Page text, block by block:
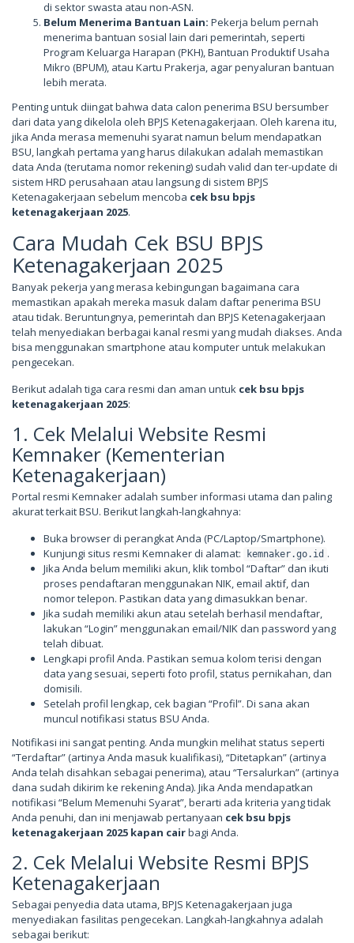
di sektor swasta atau non-ASN.
Belum Menerima Bantuan Lain: Pekerja belum pernah
menerima bantuan sosial lain dari pemerintah, seperti
Program Keluarga Harapan (PKH), Bantuan Produktif Usaha
Mikro (BPUM), atau Kartu Prakerja, agar penyaluran bantuan
lebih merata.
Penting untuk diingat bahwa data calon penerima BSU bersumber
dari data yang dikelola oleh BPJS Ketenagakerjaan. Oleh karena itu,
jika Anda merasa memenuhi syarat namun belum mendapatkan
BSU, langkah pertama yang harus dilakukan adalah memastikan
data Anda (terutama nomor rekening) sudah valid dan ter-update di
sistem HRD perusahaan atau langsung di sistem BPJS
Ketenagakerjaan sebelum mencoba cek bsu bpjs
ketenagakerjaan 2025.
Cara Mudah Cek BSU BPJS
Ketenagakerjaan 2025
Banyak pekerja yang merasa kebingungan bagaimana cara
memastikan apakah mereka masuk dalam daftar penerima BSU
atau tidak. Beruntungnya, pemerintah dan BPJS Ketenagakerjaan
telah menyediakan berbagai kanal resmi yang mudah diakses. Anda
bisa menggunakan smartphone atau komputer untuk melakukan
pengecekan.
Berikut adalah tiga cara resmi dan aman untuk cek bsu bpjs
ketenagakerjaan 2025:
1. Cek Melalui Website Resmi
Kemnaker (Kementerian
Ketenagakerjaan)
Portal resmi Kemnaker adalah sumber informasi utama dan paling
akurat terkait BSU. Berikut langkah-langkahnya:
Buka browser di perangkat Anda (PC/Laptop/Smartphone).
Kunjungi situs resmi Kemnaker di alamat:
kemnaker.go.id .
Jika Anda belum memiliki akun, klik tombol “Daftar” dan ikuti
proses pendaftaran menggunakan NIK, email aktif, dan
nomor telepon. Pastikan data yang dimasukkan benar.
Jika sudah memiliki akun atau setelah berhasil mendaftar,
lakukan “Login” menggunakan email/NIK dan password yang
telah dibuat.
Lengkapi profil Anda. Pastikan semua kolom terisi dengan
data yang sesuai, seperti foto profil, status pernikahan, dan
domisili.
Setelah profil lengkap, cek bagian “Profil”. Di sana akan
muncul notifikasi status BSU Anda.
Notifikasi ini sangat penting. Anda mungkin melihat status seperti
“Terdaftar” (artinya Anda masuk kualifikasi), “Ditetapkan” (artinya
Anda telah disahkan sebagai penerima), atau “Tersalurkan” (artinya
dana sudah dikirim ke rekening Anda). Jika Anda mendapatkan
notifikasi “Belum Memenuhi Syarat”, berarti ada kriteria yang tidak
Anda penuhi, dan ini menjawab pertanyaan cek bsu bpjs
ketenagakerjaan 2025 kapan cairbagi Anda.
2. Cek Melalui Website Resmi BPJS
Ketenagakerjaan
Sebagai penyedia data utama, BPJS Ketenagakerjaan juga
menyediakan fasilitas pengecekan. Langkah-langkahnya adalah
sebagai berikut: